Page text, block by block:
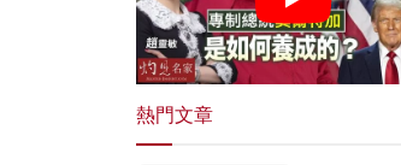
熱門文章